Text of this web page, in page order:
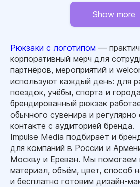
Show more
Рюкзаки с логотипом —
корпоративный мерч для
партнёров, мероприятий и
используют каждый день: для
поездок, учёбы, спорта и
брендированный рюкзак
обычного сувенира и регулярно
контакте с аудиторией бренда.
Impulse Media подбирает и
для компаний в России и
Москву и Ереван. Мы помогаем
материал, объём, цвет, способ
и бесплатно готовим дизайн-